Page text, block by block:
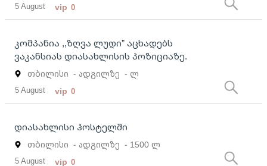
5 August vip 0
კომპანია ,,ზღვა ლუდი” აცხადებს
ვაკანსიას დიასახლისის პოზიციაზე.
თბილისი - ადგილზე - ლ
5 August vip 0
დიასახლისი ჰოსტელში
თბილისი - ადგილზე - 1500 ლ
5 August vip 0